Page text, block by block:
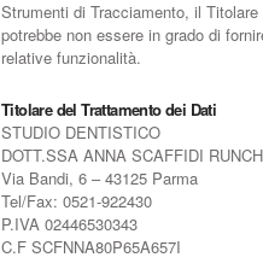
Strumenti di Tracciamento, il Titolare
potrebbe non essere in grado di
relative funzionalità.
Titolare del Trattamento dei Dati
STUDIO DENTISTICO
DOTT.SSA ANNA SCAFFIDI
Via Bandi, 6 – 43125 Parma
Tel/Fax: 0521-922430
P.IVA 02446530343
C.F SCFNNA80P65A657I